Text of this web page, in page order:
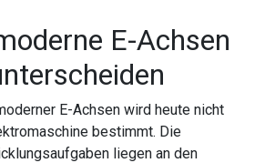
E-Achsen
E-Achsen wird heute nicht
bestimmt. Die
liegen an den